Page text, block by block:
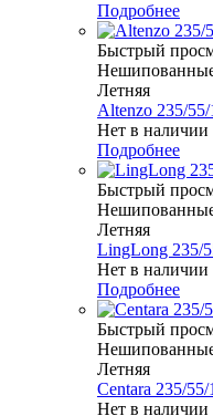
Подробнее
Быстрый
Летняя
Altenzo 235/
Нет в наличии
Подробнее
Быстрый
Летняя
LingLong 235/
Нет в наличии
Подробнее
Быстрый
Летняя
Centara 235/
Нет в наличии